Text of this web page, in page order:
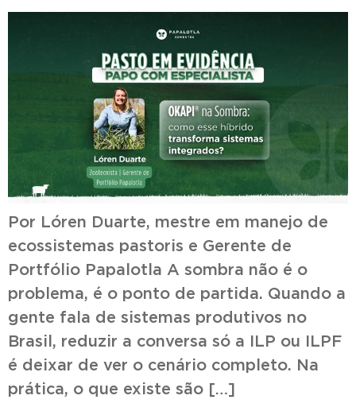
Por Lóren Duarte, mestre em manejo de
ecossistemas pastoris e Gerente de
Portfólio Papalotla A sombra não é o
problema, é o ponto de partida. Quando a
gente fala de sistemas produtivos no
Brasil, reduzir a conversa só a ILP ou ILPF
é deixar de ver o cenário completo. Na
prática, o que existe são […]